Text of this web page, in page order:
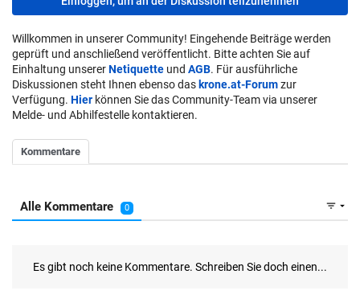
Willkommen in unserer Community! Eingehende Beiträge werden
geprüft und anschließend veröffentlicht. Bitte achten Sie auf
Einhaltung unsererNetiquette und AGB. Für ausführliche
Diskussionen steht Ihnen ebenso das krone.at-Forumzur
Verfügung. Hier können Sie das Community-Team via unserer
Melde- und Abhilfestelle kontaktieren.